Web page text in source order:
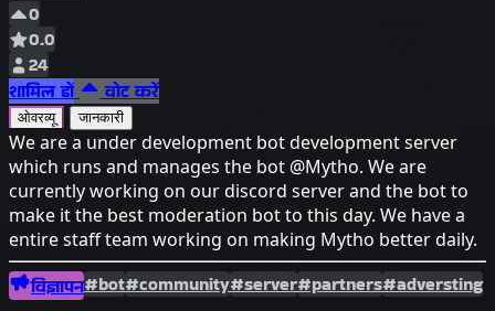
0
0.0
24
शामिल हों
वोट करें
ओवरव्यू जानकारी
We are a under development bot development server
which runs and manages the bot @Mytho. We are
currently working on our discord server and the bot to
make it the best moderation bot to this day. We have a
entire staff team working on making Mytho better daily.
विज्ञापन#bot#community#server#partners#adversting